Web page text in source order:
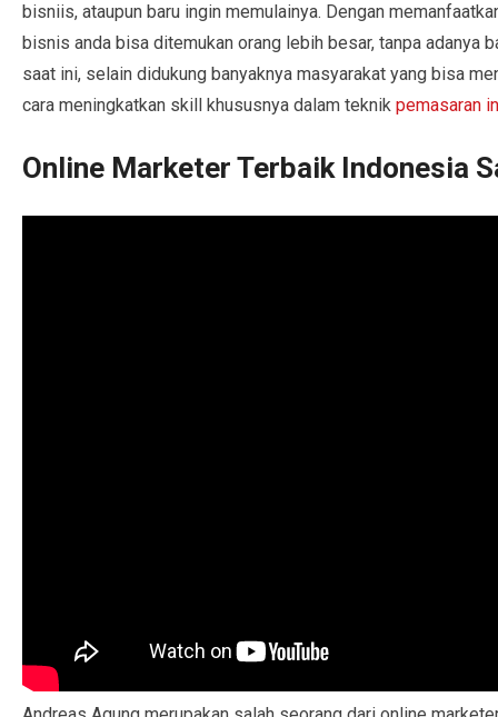
bisniis, ataupun baru ingin memulainya. Dengan
bisnis anda bisa ditemukan orang lebih besar, tanpa adanya
saat ini, selain didukung banyaknya masyarakat yang bisa
cara meningkatkan skill khususnya dalam teknik pemasaran
Online Marketer Terbaik Indonesia